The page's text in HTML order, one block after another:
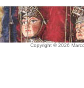
Copyright © 2026